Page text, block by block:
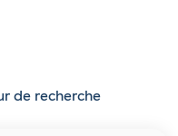
de recherche